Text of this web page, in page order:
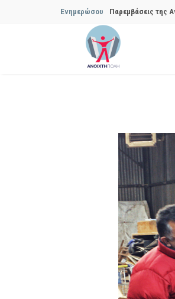
Ενημερώσου Παρεμβάσεις της
Συμβουλίου του
Παρεμβάσεις της
Θεσμική
Πόλης
Να
ασφάλειας στην